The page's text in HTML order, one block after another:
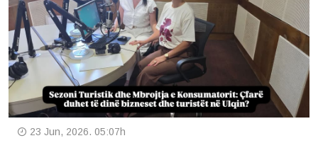
23 Jun, 2026. 05:07h